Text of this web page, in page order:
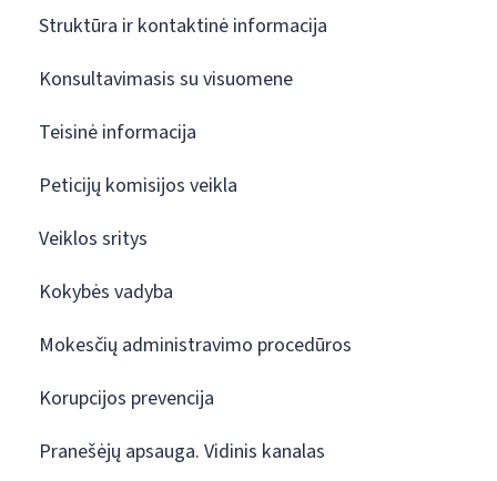
Struktūra ir kontaktinė informacija
Konsultavimasis su visuomene
Teisinė informacija
Peticijų komisijos veikla
Veiklos sritys
Kokybės vadyba
Mokesčių administravimo procedūros
Korupcijos prevencija
Pranešėjų apsauga. Vidinis kanalas